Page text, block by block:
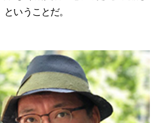
いうことだ。